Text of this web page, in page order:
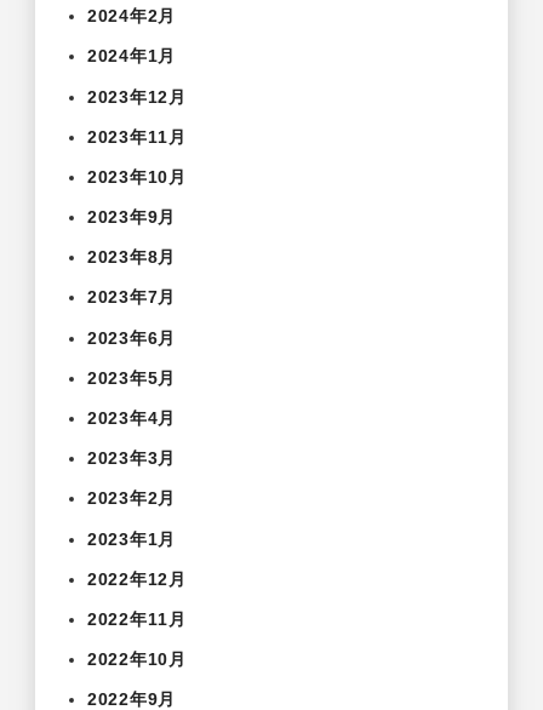
2024年2月
2024年1月
2023年12月
2023年11月
2023年10月
2023年9月
2023年8月
2023年7月
2023年6月
2023年5月
2023年4月
2023年3月
2023年2月
2023年1月
2022年12月
2022年11月
2022年10月
2022年9月